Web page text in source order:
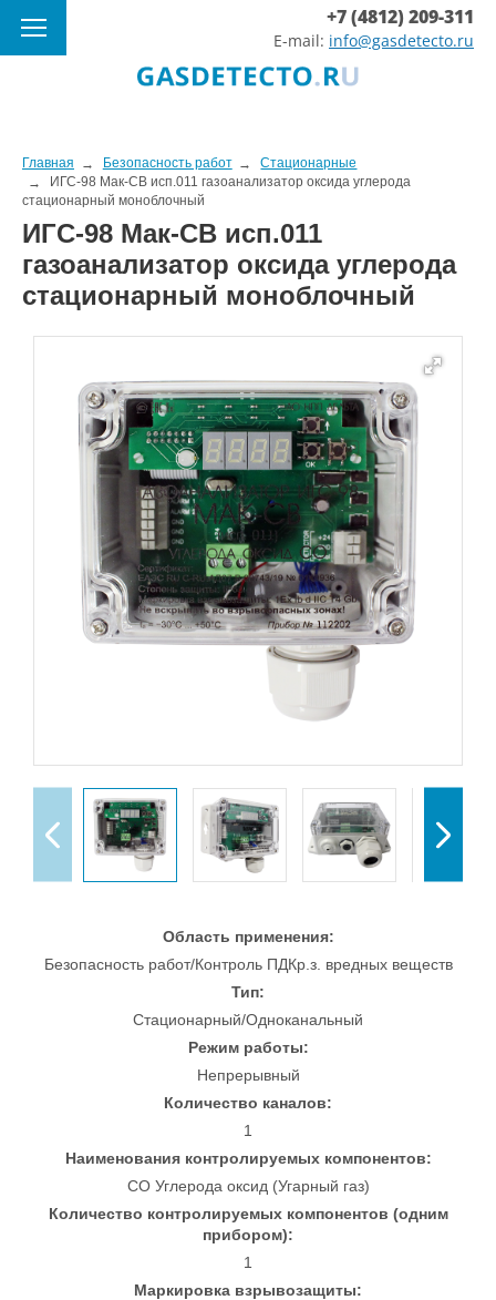
+7 (4812) 209-311
E-mail: info@gasdetecto.ru
Главная Безопасность работ
Стационарные
ИГС-98 Мак-СВ исп.011 газоанализатор оксида углерода
стационарный моноблочный
ИГС-98 Мак-СВ исп.011
газоанализатор оксида углерода
стационарный моноблочный
Область применения:
Безопасность работ/Контроль ПДКр.з. вредных веществ
Тип:
Стационарный/Одноканальный
Режим работы:
Непрерывный
Количество каналов:
1
Наименования контролируемых компонентов:
CO Углерода оксид (Угарный газ)
Количество контролируемых компонентов (одним
прибором):
1
Маркировка взрывозащиты: